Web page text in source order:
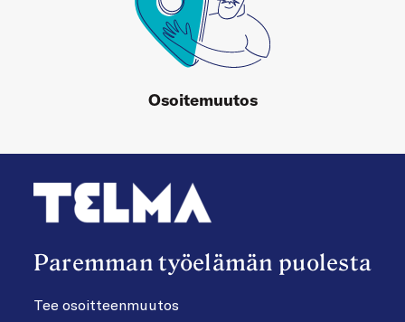
Osoitemuutos
Paremman työelämän puolesta
Tee osoitteenmuutos